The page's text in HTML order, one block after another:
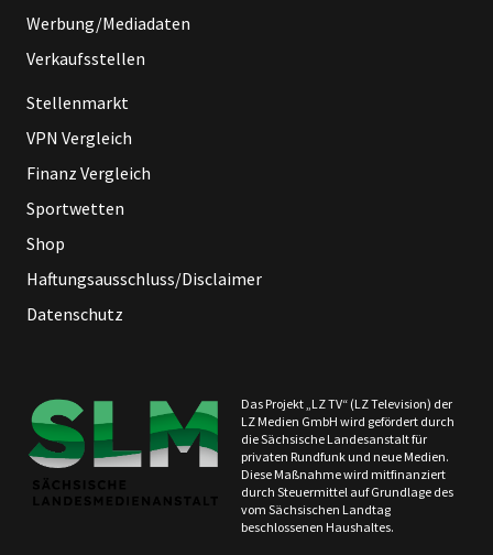
Werbung/Mediadaten
Verkaufsstellen
Stellenmarkt
VPN Vergleich
Finanz Vergleich
Sportwetten
Shop
Haftungsausschluss/Disclaimer
Datenschutz
Das Projekt „LZ TV“ (LZ Television) der
LZ Medien GmbH wird gefördert durch
die Sächsische Landesanstalt für
privaten Rundfunk und neue Medien.
Diese Maßnahme wird mitfinanziert
durch Steuermittel auf Grundlage des
vom Sächsischen Landtag
beschlossenen Haushaltes.